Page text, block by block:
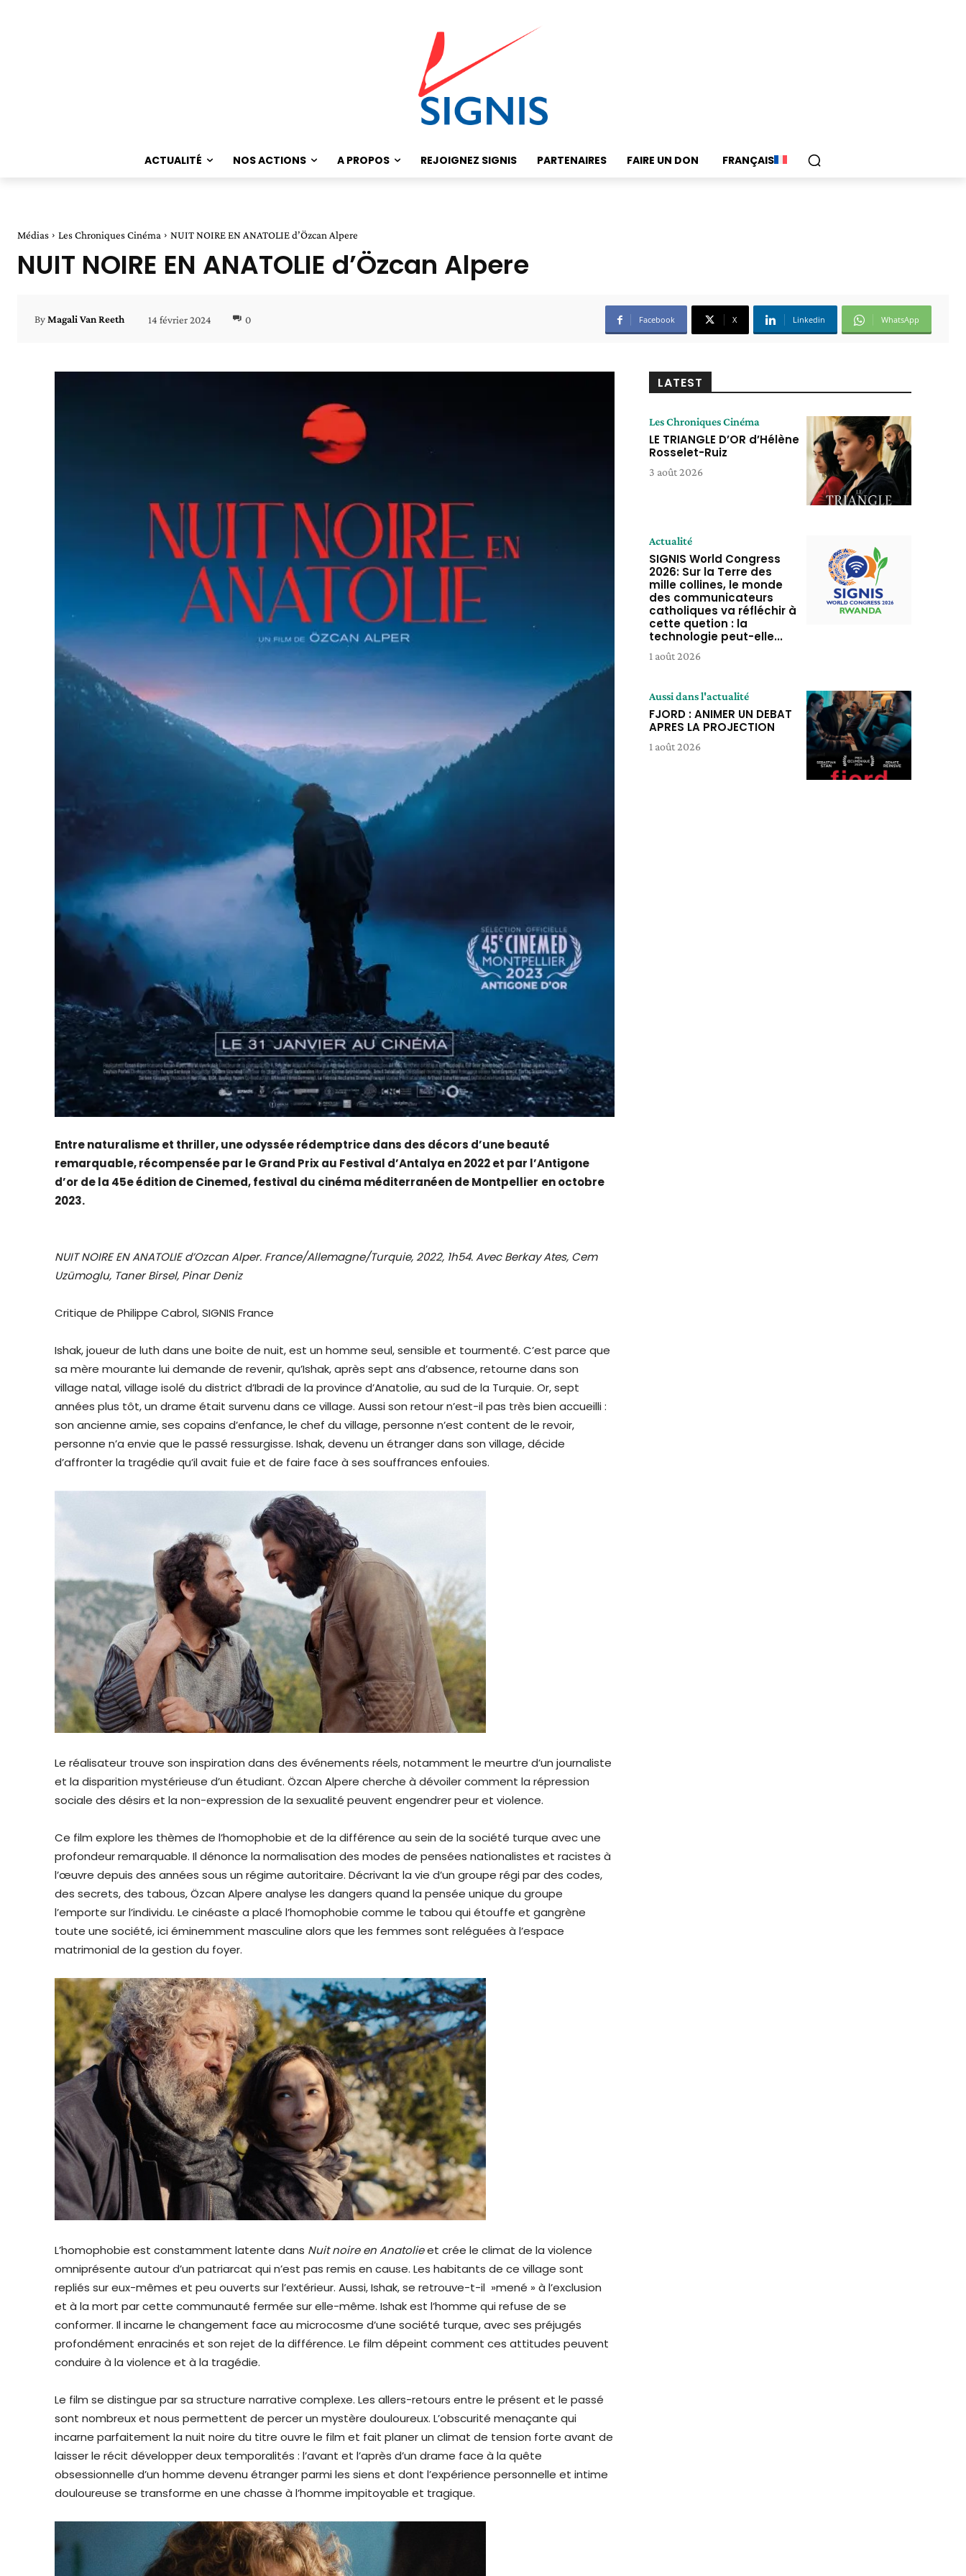
ACTUALITÉ NOS ACTIONS A PROPOS REJOIGNEZ SIGNIS PARTENAIRES FAIRE UN DON FRANÇAIS
Médias Les Chroniques Cinéma NUIT NOIRE EN ANATOLIE d’Özcan Alpere
NUIT NOIRE EN ANATOLIE d’Özcan Alpere
ByMagali Van Reeth 14 février 2024 0 Facebook X Linkedin WhatsApp
Entre naturalisme et thriller, une odyssée rédemptrice dans des décors d’une beauté
remarquable, récompensée par le Grand Prix au Festival d’Antalya en 2022 et par l’Antigone
d’or de la 45e édition de Cinemed, festival du cinéma méditerranéen de Montpellier en octobre
2023.
NUIT NOIRE EN ANATOLIE d’Ozcan Alper. France/Allemagne/Turquie, 2022, 1h54. Avec Berkay Ates, Cem
Uzümoglu, Taner Birsel, Pinar Deniz
Critique de Philippe Cabrol, SIGNIS France
Ishak, joueur de luth dans une boite de nuit, est un homme seul, sensible et tourmenté. C’est parce que
sa mère mourante lui demande de revenir, qu’Ishak, après sept ans d’absence, retourne dans son
village natal, village isolé du district d’Ibradi de la province d’Anatolie, au sud de la Turquie. Or, sept
années plus tôt, un drame était survenu dans ce village. Aussi son retour n’est-il pas très bien accueilli :
son ancienne amie, ses copains d’enfance, le chef du village, personne n’est content de le revoir,
personne n’a envie que le passé ressurgisse. Ishak, devenu un étranger dans son village, décide
d’affronter la tragédie qu’il avait fuie et de faire face à ses souffrances enfouies.
Le réalisateur trouve son inspiration dans des événements réels, notamment le meurtre d’un journaliste
et la disparition mystérieuse d’un étudiant. Özcan Alpere cherche à dévoiler comment la répression
sociale des désirs et la non-expression de la sexualité peuvent engendrer peur et violence.
Ce film explore les thèmes de l’homophobie et de la différence au sein de la société turque avec une
profondeur remarquable. Il dénonce la normalisation des modes de pensées nationalistes et racistes à
l’œuvre depuis des années sous un régime autoritaire. Décrivant la vie d’un groupe régi par des codes,
des secrets, des tabous, Özcan Alpere analyse les dangers quand la pensée unique du groupe
l’emporte sur l’individu. Le cinéaste a placé l’homophobie comme le tabou qui étouffe et gangrène
toute une société, ici éminemment masculine alors que les femmes sont reléguées à l’espace
matrimonial de la gestion du foyer.
L’homophobie est constamment latente dans Nuit noire en Anatolieet crée le climat de la violence
omniprésente autour d’un patriarcat qui n’est pas remis en cause. Les habitants de ce village sont
repliés sur eux-mêmes et peu ouverts sur l’extérieur. Aussi, Ishak, se retrouve-t-il »mené » à l’exclusion
et à la mort par cette communauté fermée sur elle-même. Ishak est l’homme qui refuse de se
conformer. Il incarne le changement face au microcosme d’une société turque, avec ses préjugés
profondément enracinés et son rejet de la différence. Le film dépeint comment ces attitudes peuvent
conduire à la violence et à la tragédie.
Le film se distingue par sa structure narrative complexe. Les allers-retours entre le présent et le passé
sont nombreux et nous permettent de percer un mystère douloureux. L’obscurité menaçante qui
incarne parfaitement la nuit noire du titre ouvre le film et fait planer un climat de tension forte avant de
laisser le récit développer deux temporalités : l’avant et l’après d’un drame face à la quête
obsessionnelle d’un homme devenu étranger parmi les siens et dont l’expérience personnelle et intime
douloureuse se transforme en une chasse à l’homme impitoyable et tragique.
LATEST
Les Chroniques Cinéma
LE TRIANGLE D’OR d’Hélène
Rosselet-Ruiz
3 août 2026
Actualité
SIGNIS World Congress
2026: Sur la Terre des
mille collines, le monde
des communicateurs
catholiques va réfléchir à
cette quetion : la
technologie peut-elle...
1 août 2026
Aussi dans l'actualité
FJORD : ANIMER UN DEBAT
APRES LA PROJECTION
1 août 2026